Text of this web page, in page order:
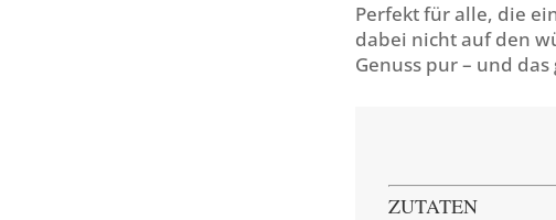
Perfekt für alle, die
dabei nicht auf den
Genuss pur – und
ZUTATEN